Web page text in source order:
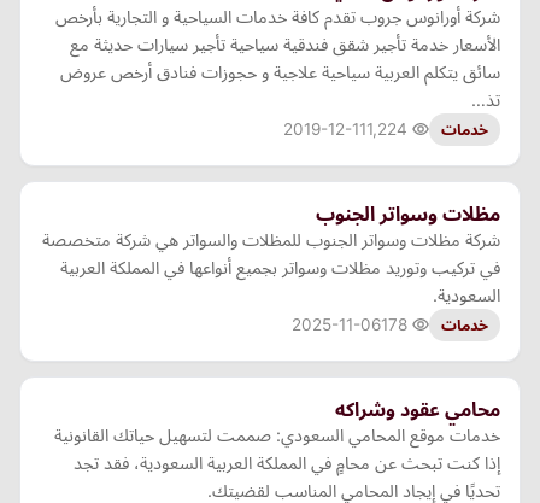
شركة أورانوس جروب تقدم كافة خدمات السياحية و التجارية بأرخص
الأسعار خدمة تأجير شقق فندقية سياحية تأجير سيارات حديثة مع
سائق يتكلم العربية سياحية علاجية و حجوزات فنادق أرخص عروض
تذ…
خدمات 2019-12-11
مظلات وسواتر الجنوب
شركة مظلات وسواتر الجنوب للمظلات والسواتر هي شركة متخصصة
في تركيب وتوريد مظلات وسواتر بجميع أنواعها في المملكة العربية
السعودية.
خدمات 2025-11-06
محامي عقود وشراكه
خدمات موقع المحامي السعودي: صممت لتسهيل حياتك القانونية
إذا كنت تبحث عن محامٍ في المملكة العربية السعودية، فقد تجد
تحديًا في إيجاد المحامي المناسب لقضيتك.